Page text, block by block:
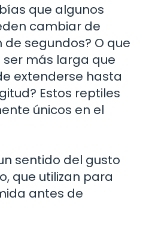
que algunos
cambiar de
segundos? O que
más larga que
extenderse hasta
Estos reptiles
únicos en el
sentido del gusto
que utilizan para
antes de